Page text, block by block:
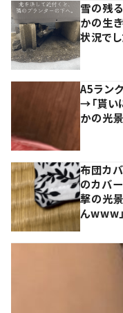
雪の残
かの生
状況でし
A5ラン
→「貰い
かの光
布団カ
のカバ
撃の光景
んwww」